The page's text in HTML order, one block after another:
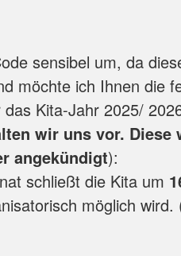
sensibel um, da
möchte ich Ihnen die
Kita-Jahr 2025/
wir uns vor. Diese
angekündigt):
schließt die Kita um
möglich wird.